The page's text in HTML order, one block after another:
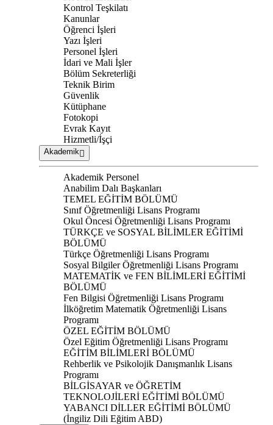
Kontrol Teşkilatı
Kanunlar
Öğrenci İşleri
Yazı İşleri
Personel İşleri
İdari ve Mali İşler
Bölüm Sekreterliği
Teknik Birim
Güvenlik
Kütüphane
Fotokopi
Evrak Kayıt
Hizmetli/İşçi
Akademik
Akademik Personel
Anabilim Dalı Başkanları
TEMEL EĞİTİM BÖLÜMÜ
Sınıf Öğretmenliği Lisans Programı
Okul Öncesi Öğretmenliği Lisans Programı
TÜRKÇE ve SOSYAL BİLİMLER EĞİTİMİ
BÖLÜMÜ
Türkçe Öğretmenliği Lisans Programı
Sosyal Bilgiler Öğretmenliği Lisans Programı
MATEMATİK ve FEN BİLİMLERİ EĞİTİMİ
BÖLÜMÜ
Fen Bilgisi Öğretmenliği Lisans Programı
İlköğretim Matematik Öğretmenliği Lisans
Programı
ÖZEL EĞİTİM BÖLÜMÜ
Özel Eğitim Öğretmenliği Lisans Programı
EĞİTİM BİLİMLERİ BÖLÜMÜ
Rehberlik ve Psikolojik Danışmanlık Lisans
Programı
BİLGİSAYAR ve ÖĞRETİM
TEKNOLOJİLERİ EĞİTİMİ BÖLÜMÜ
YABANCI DİLLER EĞİTİMİ BÖLÜMÜ
(İngiliz Dili Eğitim ABD)